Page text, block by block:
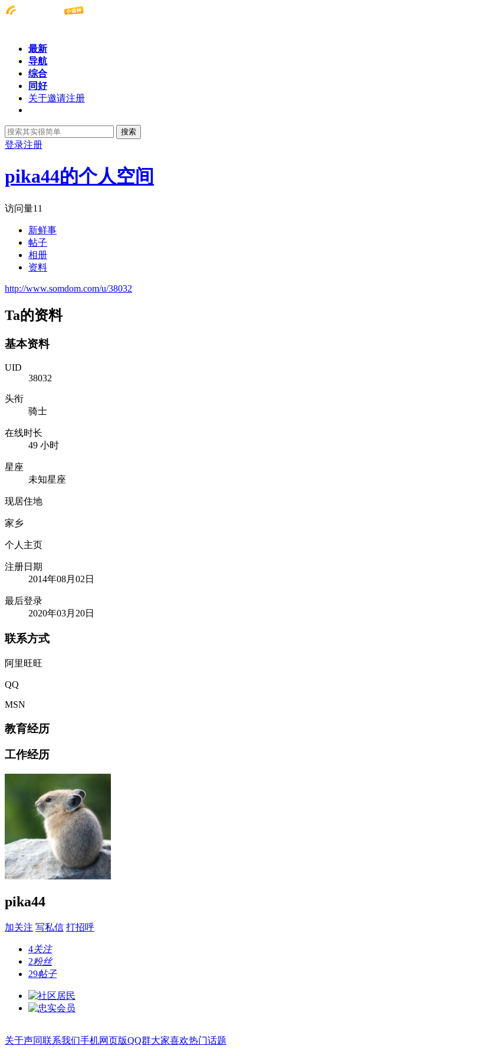
最新
导航
综合
同好
关于邀请注册
搜索
登录注册
pika44的个人空间
访问量11
新鲜事
帖子
相册
资料
http://www.somdom.com/u/38032
Ta的资料
基本资料
UID
38032
头衔
骑士
在线时长
49 小时
星座
未知星座
现居住地
家乡
个人主页
注册日期
2014年08月02日
最后登录
2020年03月20日
联系方式
阿里旺旺
QQ
MSN
教育经历
工作经历
pika44
加关注 写私信 打招呼
4关注
2粉丝
29帖子
关于声同联系我们手机网页版QQ群大家喜欢热门话题